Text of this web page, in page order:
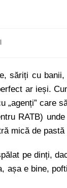
săriți cu
ar ieși.
„agenți” care
RATB)
mică de pastă
pe dinți,
așa e bine,